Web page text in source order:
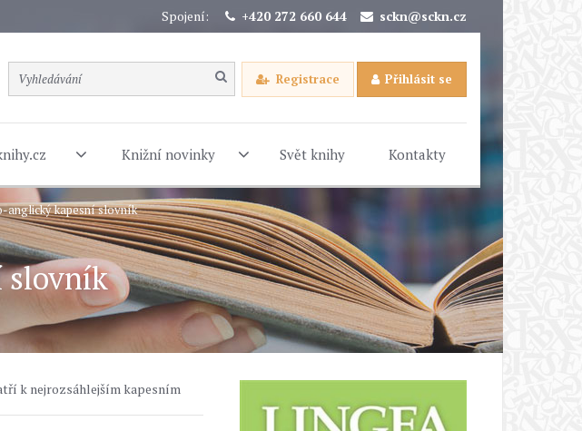
Spojení: +420 272 660 644 sckn@sckn.cz
Registrace Přihlásit se
Knižní novinky Svět knihy Kontakty
anglický kapesní slovník
slovník
k nejrozsáhlejším kapesním